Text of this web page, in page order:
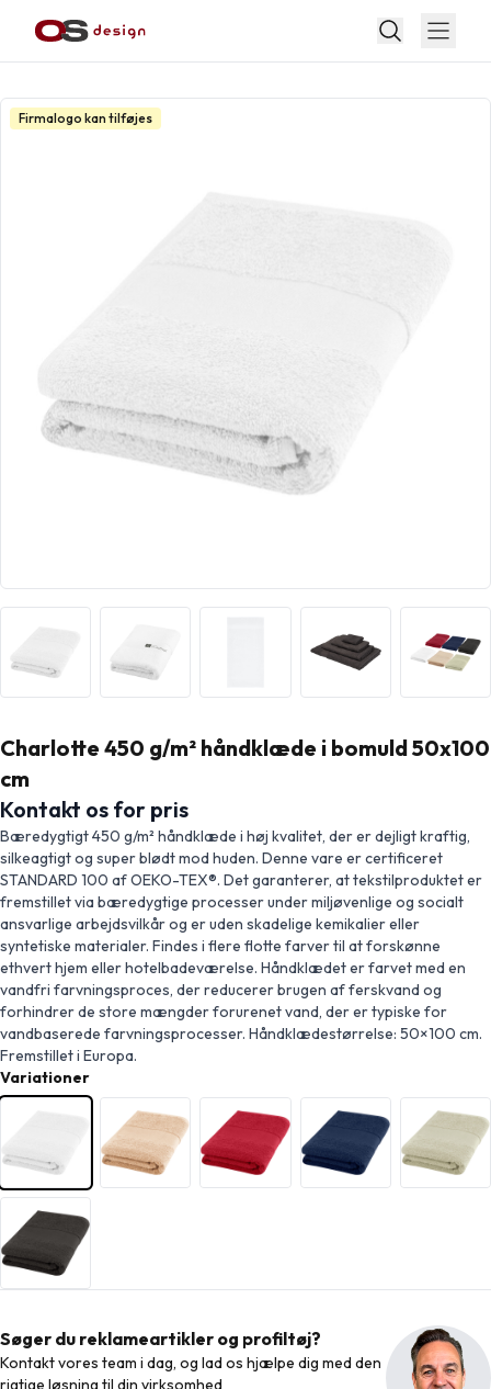
Firmalogo kan tilføjes
Charlotte 450 g/m² håndklæde i bomuld 50x100
cm
Kontakt os for pris
Bæredygtigt 450 g/m² håndklæde i høj kvalitet, der er dejligt kraftig,
silkeagtigt og super blødt mod huden. Denne vare er certificeret
STANDARD 100 af OEKO-TEX®. Det garanterer, at tekstilproduktet er
fremstillet via bæredygtige processer under miljøvenlige og socialt
ansvarlige arbejdsvilkår og er uden skadelige kemikalier eller
syntetiske materialer. Findes i flere flotte farver til at forskønne
ethvert hjem eller hotelbadeværelse. Håndklædet er farvet med en
vandfri farvningsproces, der reducerer brugen af ferskvand og
forhindrer de store mængder forurenet vand, der er typiske for
vandbaserede farvningsprocesser. Håndklædestørrelse: 50×100 cm.
Fremstillet i Europa.
Variationer
Søger du reklameartikler og profiltøj?
Kontakt vores team i dag, og lad os hjælpe dig med den
rigtige løsning til din virksomhed